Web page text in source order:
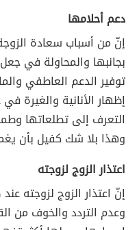
دعم أحلامها
إنّ من أسباب سعادة
بجانبها والمحاولة في
توفير الدعم العاطفي
إظهار الأنانية والغيرة
التعرف إلى تطلعاتها
وهذا بلا شك كفيل بأن
اعتذار الزوج لزوجته
إنّ اعتذار الزوج لزوجته
وعدم التردد والخوف من